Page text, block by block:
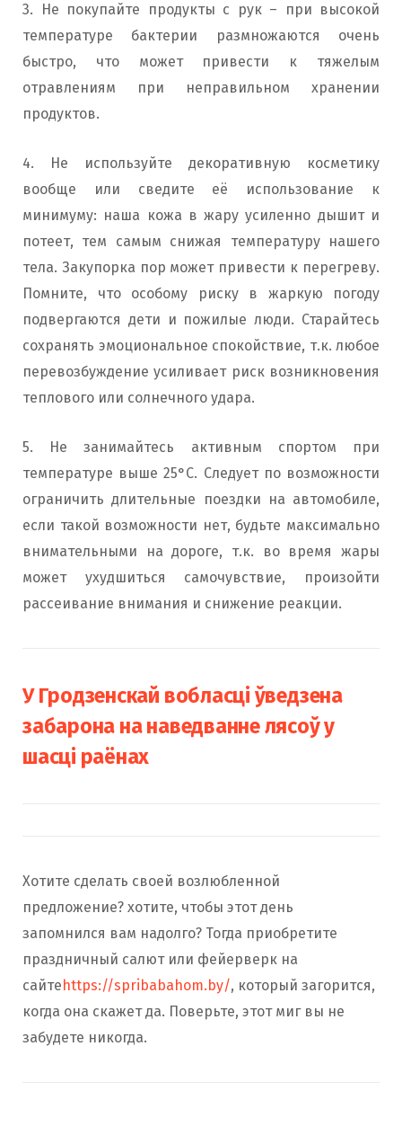
3. Не покупайте продукты с рук – при высокой
температуре бактерии размножаются очень
быстро, что может привести к тяжелым
отравлениям при неправильном хранении
продуктов.
4. Не используйте декоративную косметику
вообще или сведите её использование к
минимуму: наша кожа в жару усиленно дышит и
потеет, тем самым снижая температуру нашего
тела. Закупорка пор может привести к перегреву.
Помните, что особому риску в жаркую погоду
подвергаются дети и пожилые люди. Старайтесь
сохранять эмоциональное спокойствие, т.к. любое
перевозбуждение усиливает риск возникновения
теплового или солнечного удара.
5. Не занимайтесь активным спортом при
температуре выше 25°С. Следует по возможности
ограничить длительные поездки на автомобиле,
если такой возможности нет, будьте максимально
внимательными на дороге, т.к. во время жары
может ухудшиться самочувствие, произойти
рассеивание внимания и снижение реакции.
У Гродзенскай вобласці ўведзена
забарона на наведванне лясоў у
шасці раёнах
Хотите сделать своей возлюбленной
предложение? хотите, чтобы этот день
запомнился вам надолго? Тогда приобретите
праздничный салют или фейерверк на
сайтеhttps://spribabahom.by/, который загорится,
когда она скажет да. Поверьте, этот миг вы не
забудете никогда.